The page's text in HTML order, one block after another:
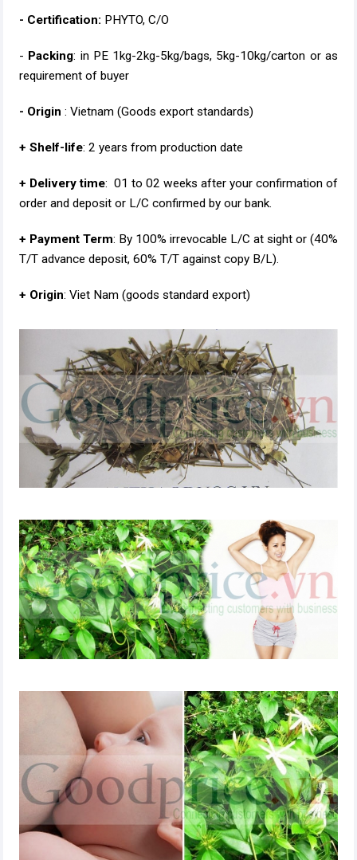
- Certification: PHYTO, C/O
- Packing: in PE 1kg-2kg-5kg/bags, 5kg-10kg/carton or as
requirement of buyer
- Origin : Vietnam (Goods export standards)
+ Shelf-life: 2 years from production date
+ Delivery time: 01 to 02 weeks after your confirmation of
order and deposit or L/C confirmed by our bank.
+ Payment Term: By 100% irrevocable L/C at sight or (40%
T/T advance deposit, 60% T/T against copy B/L).
+ Origin: Viet Nam (goods standard export)